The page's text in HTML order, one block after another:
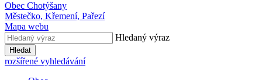
Obec Chotýšany
Městečko, Křemení, Pařezí
Mapa webu
Hledaný výraz
Hledat
rozšířené vyhledávání